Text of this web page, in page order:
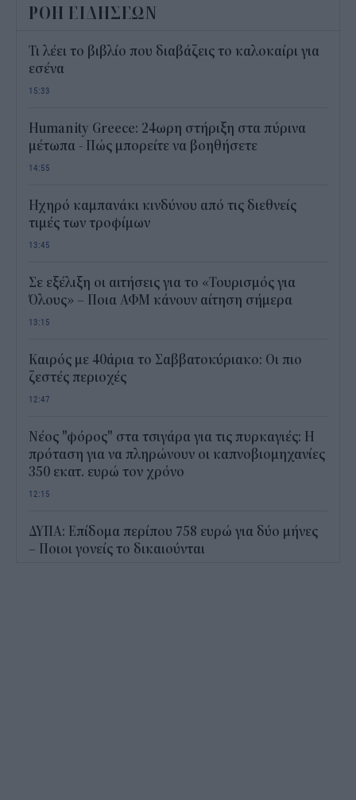
ΡΟΗ ΕΙΔΗΣΕΩΝ
Τι λέει το βιβλίο που διαβάζεις το καλοκαίρι για
εσένα
15:33
Humanity Greece: 24ωρη στήριξη στα πύρινα
μέτωπα - Πώς μπορείτε να βοηθήσετε
14:55
Ηχηρό καμπανάκι κινδύνου από τις διεθνείς
τιμές των τροφίμων
13:45
Σε εξέλιξη οι αιτήσεις για το «Τουρισμός για
Όλους» – Ποια ΑΦΜ κάνουν αίτηση σήμερα
13:15
Καιρός με 40άρια το Σαββατοκύριακο: Οι πιο
ζεστές περιοχές
12:47
Νέος "φόρος" στα τσιγάρα για τις πυρκαγιές: Η
πρόταση για να πληρώνουν οι καπνοβιομηχανίες
350 εκατ. ευρώ τον χρόνο
12:15
ΔΥΠΑ: Επίδομα περίπου 758 ευρώ για δύο μήνες
– Ποιοι γονείς το δικαιούνται